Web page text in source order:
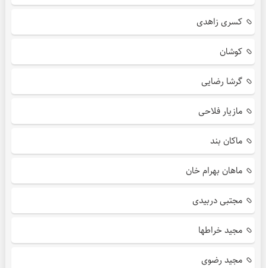
کسری زاهدی
کوشان
گرشا رضایی
مازیار فلاحی
ماکان بند
ماهان بهرام خان
مجتبی دربیدی
مجید خراطها
مجید رضوی